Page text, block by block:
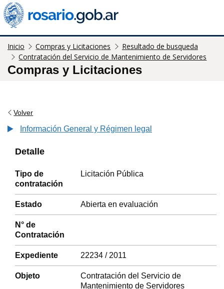
Inicio Compras y Licitaciones
Resultado de busqueda
Contratación del Servicio de Mantenimiento de Servidores
Compras y Licitaciones
Volver
Información General y Régimen legal
Detalle
Tipo de
contratación
Licitación Pública
Estado Abierta en evaluación
N° de
Contratación
Expediente 22234 / 2011
Objeto
Contratación del Servicio de
Mantenimiento de Servidores